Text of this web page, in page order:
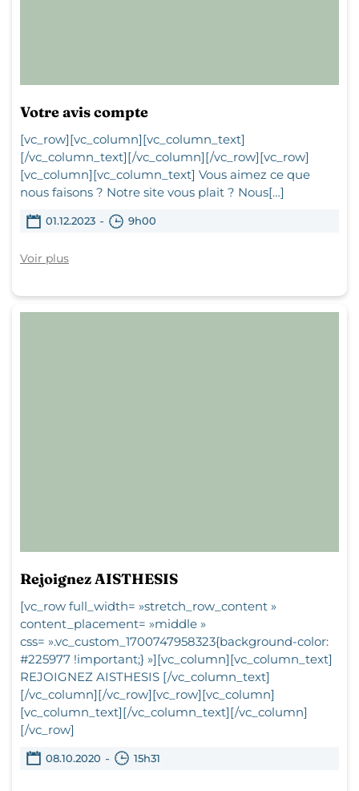
Votre avis compte
[vc_row][vc_column][vc_column_text]
[/vc_column_text][/vc_column][/vc_row][vc_row]
[vc_column][vc_column_text] Vous aimez ce que
nous faisons ? Notre site vous plait ? Nous[…]
01.12.2023 - 9h00
Voir plus
Rejoignez AISTHESIS
[vc_row full_width= »stretch_row_content »
content_placement= »middle »
css= ».vc_custom_1700747958323{background-color:
#225977 !important;} »][vc_column][vc_column_text]
REJOIGNEZ AISTHESIS [/vc_column_text]
[/vc_column][/vc_row][vc_row][vc_column]
[vc_column_text][/vc_column_text][/vc_column]
[/vc_row]
08.10.2020 - 15h31